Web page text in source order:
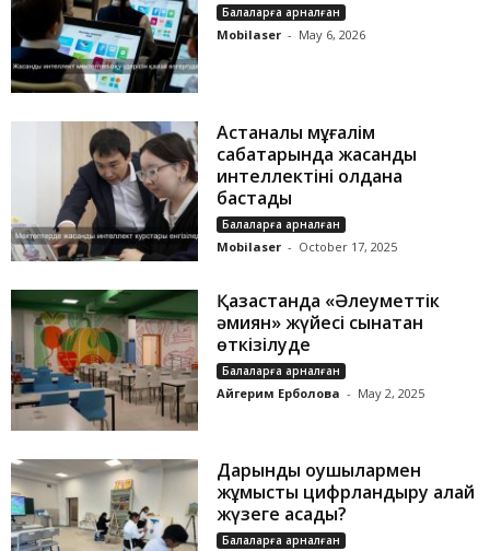
Балаларға арналған
Mobilaser - May 6, 2026
Астаналық мұғалім
сабақтарында жасанды
интеллектіні қолдана
бастады
Балаларға арналған
Mobilaser - October 17, 2025
Қазақстанда «Әлеуметтік
әмиян» жүйесі сынақтан
өткізілуде
Балаларға арналған
Айгерим Ерболова - May 2, 2025
Дарынды оқушылармен
жұмысты цифрландыру қалай
жүзеге асады?
Балаларға арналған